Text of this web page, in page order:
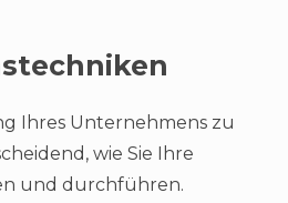
Ihres Unternehmens zu
wie Sie Ihre
und durchführen.